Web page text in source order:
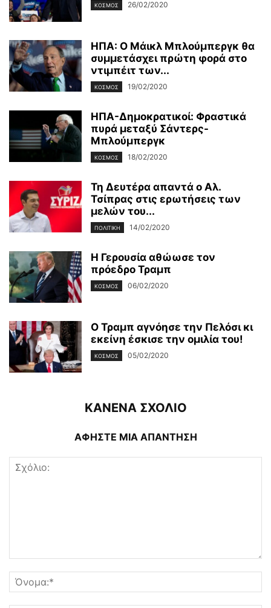
ΚΌΣΜΟΣ 26/02/2020
ΗΠΑ: Ο Μάικλ Μπλούμπεργκ θα
συμμετάσχει πρώτη φορά στο
ντιμπέιτ των...
ΚΌΣΜΟΣ 19/02/2020
ΗΠΑ-Δημοκρατικοί: Φραστικά
πυρά μεταξύ Σάντερς-
Μπλούμπεργκ
ΚΌΣΜΟΣ 18/02/2020
Τη Δευτέρα απαντά ο Αλ.
Τσίπρας στις ερωτήσεις των
μελών του...
ΠΟΛΙΤΙΚΉ 14/02/2020
Η Γερουσία αθώωσε τον
πρόεδρο Τραμπ
ΚΌΣΜΟΣ 06/02/2020
Ο Τραμπ αγνόησε την Πελόσι κι
εκείνη έσκισε την ομιλία του!
ΚΌΣΜΟΣ 05/02/2020
ΚΑΝΕΝΑ ΣΧΟΛΙΟ
ΑΦΗΣΤΕ ΜΙΑ ΑΠΑΝΤΗΣΗ